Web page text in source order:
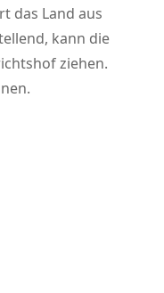
das Land aus
kann die
ziehen.